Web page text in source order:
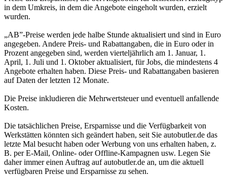
in dem Umkreis, in dem die Angebote eingeholt wurden, erzielt
wurden.
„AB”-Preise werden jede halbe Stunde aktualisiert und sind in Euro
angegeben. Andere Preis- und Rabattangaben, die in Euro oder in
Prozent angegeben sind, werden vierteljährlich am 1. Januar, 1.
April, 1. Juli und 1. Oktober aktualisiert, für Jobs, die mindestens 4
Angebote erhalten haben. Diese Preis- und Rabattangaben basieren
auf Daten der letzten 12 Monate.
Die Preise inkludieren die Mehrwertsteuer und eventuell anfallende
Kosten.
Die tatsächlichen Preise, Ersparnisse und die Verfügbarkeit von
Werkstätten könnten sich geändert haben, seit Sie autobutler.de das
letzte Mal besucht haben oder Werbung von uns erhalten haben, z.
B. per E-Mail, Online- oder Offline-Kampagnen usw. Legen Sie
daher immer einen Auftrag auf autobutler.de an, um die aktuell
verfügbaren Preise und Ersparnisse zu sehen.